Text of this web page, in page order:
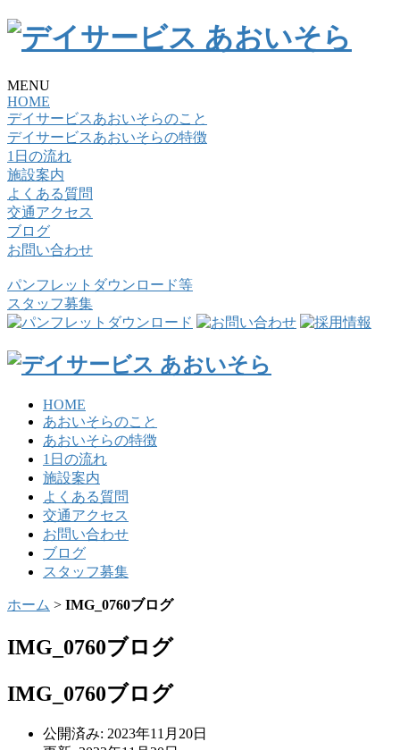
MENU
HOME
デイサービスあおいそらのこと
デイサービスあおいそらの特徴
1日の流れ
施設案内
よくある質問
交通アクセス
ブログ
お問い合わせ
パンフレットダウンロード等
スタッフ募集
HOME
あおいそらのこと
あおいそらの特徴
1日の流れ
施設案内
よくある質問
交通アクセス
お問い合わせ
ブログ
スタッフ募集
ホーム > IMG_0760ブログ
IMG_0760ブログ
IMG_0760ブログ
公開済み: 2023年11月20日